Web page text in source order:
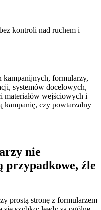
kontroli nad ruchem i
kampanijnych, formularzy,
systemów docelowych,
materiałów wejściowych i
kampanię, czy powtarzalny
nie
przypadkowe, źle
prostą stronę z formularzem